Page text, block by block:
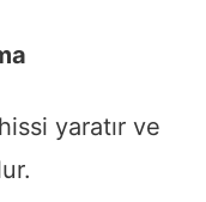
yaratır ve